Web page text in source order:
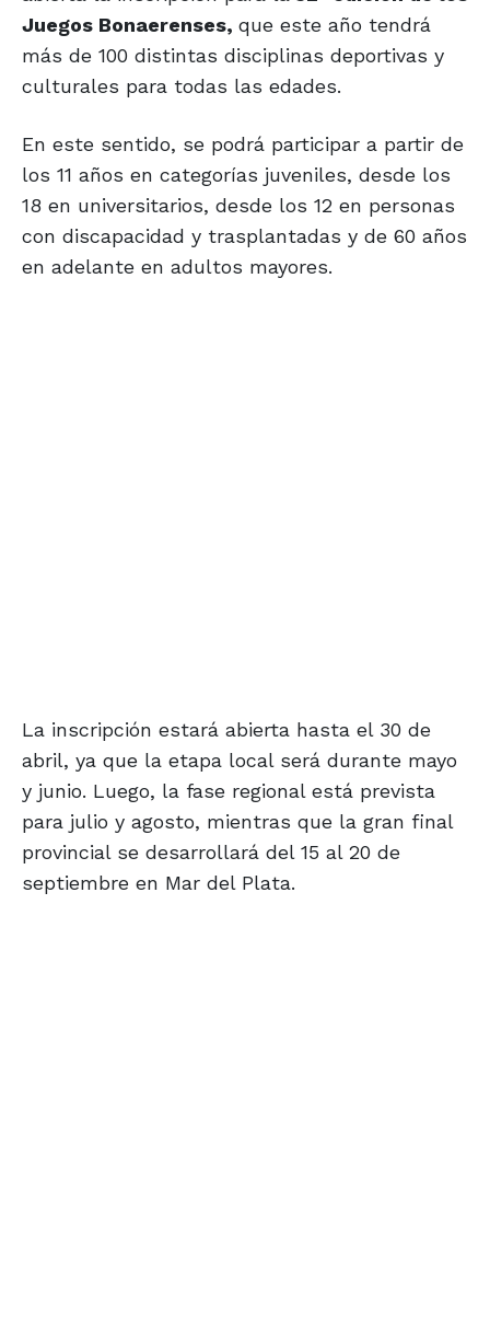
Juegos Bonaerenses, que este año tendrá
más de 100 distintas disciplinas deportivas y
culturales para todas las edades.
En este sentido, se podrá participar a partir de
los 11 años en categorías juveniles, desde los
18 en universitarios, desde los 12 en personas
con discapacidad y trasplantadas y de 60 años
en adelante en adultos mayores.
La inscripción estará abierta hasta el 30 de
abril, ya que la etapa local será durante mayo
y junio. Luego, la fase regional está prevista
para julio y agosto, mientras que la gran final
provincial se desarrollará del 15 al 20 de
septiembre en Mar del Plata.